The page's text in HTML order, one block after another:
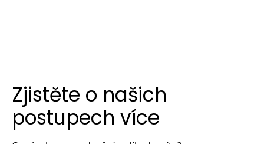
Zjistěte o našich
postupech více